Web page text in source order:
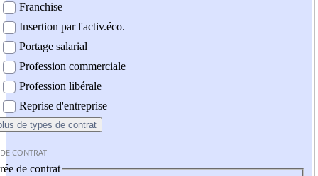
Franchise
Insertion par l'activ.éco.
Portage salarial
Profession commerciale
Profession libérale
Reprise d'entreprise
de types de contrat
CONTRAT
de contrat